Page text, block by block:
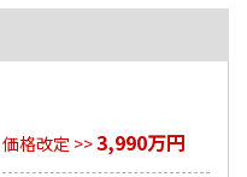
価格改定 >>3,990万円